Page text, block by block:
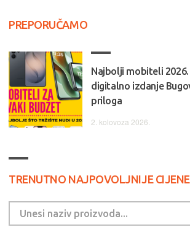
PREPORUČAMO
Najbolji mobiteli
digitalno izdanje
priloga
2. kolovoza 2026.
TRENUTNO NAJPOVOLJNIJE